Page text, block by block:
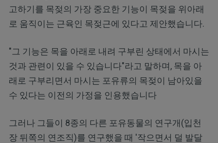
고하기를 목젖의 가장 중요한 기능이 목젖을 위아래
로 움직이는 근육인 목젖근에 있다고 제안했습니다.
"그 기능은 목을 아래로 내려 구부린 상태에서 마시는
것과 관련이 있을 수 있습니다"라고 말하며, 목을 아
래로 구부리면서 마시는 포유류의 목젖이 남아있을
수 있다는 이전의 가정을 인용했습니다
그러나 그들이 8종의 다른 포유동물의 연구개(입천
장 뒤쪽의 연조직)를 연구했을 때 '작으면서 덜 발달